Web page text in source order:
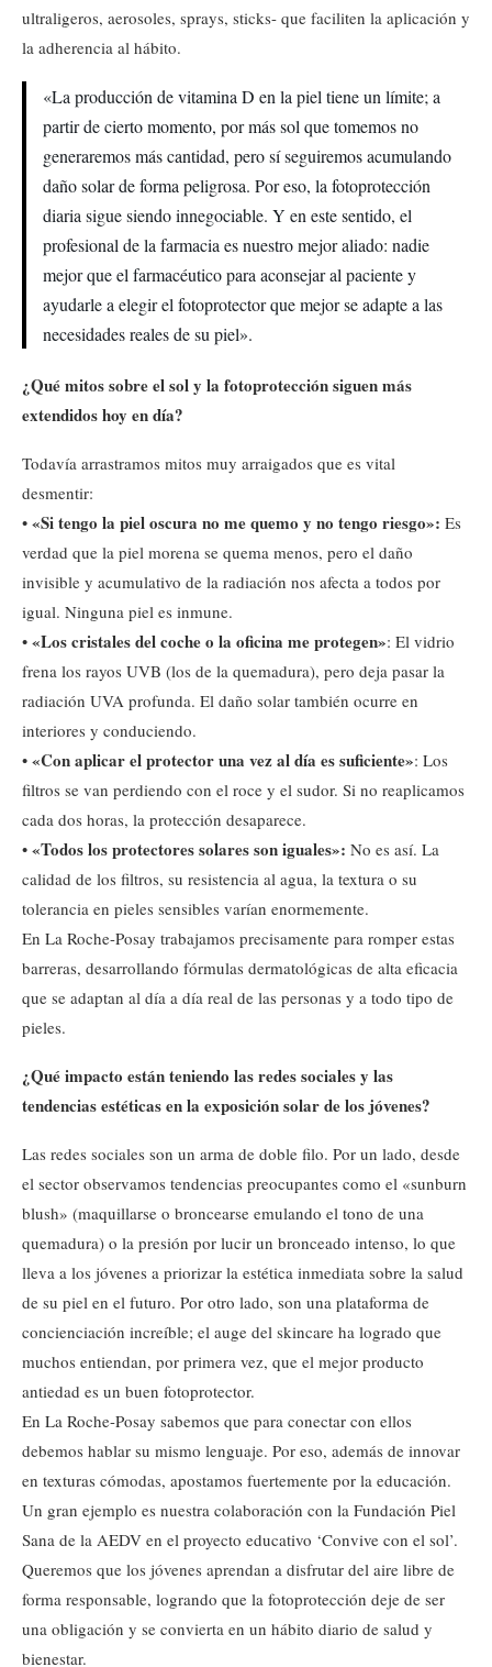
ultraligeros, aerosoles, sprays, sticks- que faciliten la aplicación y
la adherencia al hábito.
«La producción de vitamina D en la piel tiene un límite; a
partir de cierto momento, por más sol que tomemos no
generaremos más cantidad, pero sí seguiremos acumulando
daño solar de forma peligrosa. Por eso, la fotoprotección
diaria sigue siendo innegociable. Y en este sentido, el
profesional de la farmacia es nuestro mejor aliado: nadie
mejor que el farmacéutico para aconsejar al paciente y
ayudarle a elegir el fotoprotector que mejor se adapte a las
necesidades reales de su piel».
¿Qué mitos sobre el sol y la fotoprotección siguen más
extendidos hoy en día?
Todavía arrastramos mitos muy arraigados que es vital
desmentir:
• «Si tengo la piel oscura no me quemo y no tengo riesgo»: Es
verdad que la piel morena se quema menos, pero el daño
invisible y acumulativo de la radiación nos afecta a todos por
igual. Ninguna piel es inmune.
• «Los cristales del coche o la oficina me protegen»: El vidrio
frena los rayos UVB (los de la quemadura), pero deja pasar la
radiación UVA profunda. El daño solar también ocurre en
interiores y conduciendo.
• «Con aplicar el protector una vez al día es suficiente»: Los
filtros se van perdiendo con el roce y el sudor. Si no reaplicamos
cada dos horas, la protección desaparece.
• «Todos los protectores solares son iguales»: No es así. La
calidad de los filtros, su resistencia al agua, la textura o su
tolerancia en pieles sensibles varían enormemente.
En La Roche-Posay trabajamos precisamente para romper estas
barreras, desarrollando fórmulas dermatológicas de alta eficacia
que se adaptan al día a día real de las personas y a todo tipo de
pieles.
¿Qué impacto están teniendo las redes sociales y las
tendencias estéticas en la exposición solar de los jóvenes?
Las redes sociales son un arma de doble filo. Por un lado, desde
el sector observamos tendencias preocupantes como el «sunburn
blush» (maquillarse o broncearse emulando el tono de una
quemadura) o la presión por lucir un bronceado intenso, lo que
lleva a los jóvenes a priorizar la estética inmediata sobre la salud
de su piel en el futuro. Por otro lado, son una plataforma de
concienciación increíble; el auge del skincare ha logrado que
muchos entiendan, por primera vez, que el mejor producto
antiedad es un buen fotoprotector.
En La Roche-Posay sabemos que para conectar con ellos
debemos hablar su mismo lenguaje. Por eso, además de innovar
en texturas cómodas, apostamos fuertemente por la educación.
Un gran ejemplo es nuestra colaboración con la Fundación Piel
Sana de la AEDV en el proyecto educativo ‘Convive con el sol’.
Queremos que los jóvenes aprendan a disfrutar del aire libre de
forma responsable, logrando que la fotoprotección deje de ser
una obligación y se convierta en un hábito diario de salud y
bienestar.